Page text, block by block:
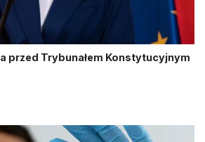
przed Trybunałem Konstytucyjnym